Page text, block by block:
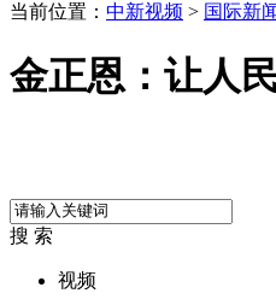
当前位置： 中新视频 > 国际新
金正恩：让人
搜 索
视频